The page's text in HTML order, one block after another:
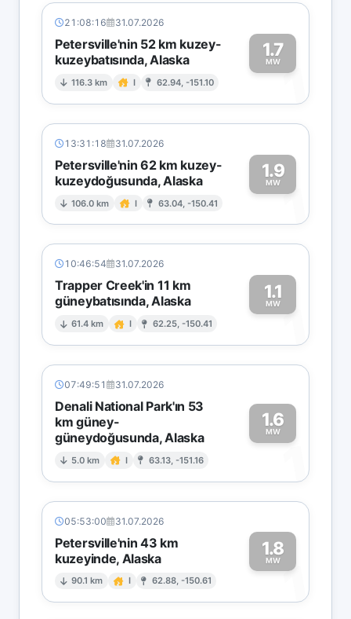
21:08:16 31.07.2026
Petersville'nin 52 km kuzey-
kuzeybatısında, Alaska
116.3 km I 62.94, -151.10
1.7
MW1
13:31:18 31.07.2026
Petersville'nin 62 km kuzey-
kuzeydoğusunda, Alaska
106.0 km I 63.04, -150.41
1.9
MW1
10:46:54 31.07.2026
Trapper Creek'in 11 km
güneybatısında, Alaska
61.4 km I 62.25, -150.41
1.1
MW1
07:49:51 31.07.2026
Denali National Park'ın 53
km güney-
güneydoğusunda, Alaska
5.0 km I 63.13, -151.16
1.6
MW
1
05:53:00 31.07.2026
Petersville'nin 43 km
kuzeyinde, Alaska
90.1 km I 62.88, -150.61
1.8
MW1